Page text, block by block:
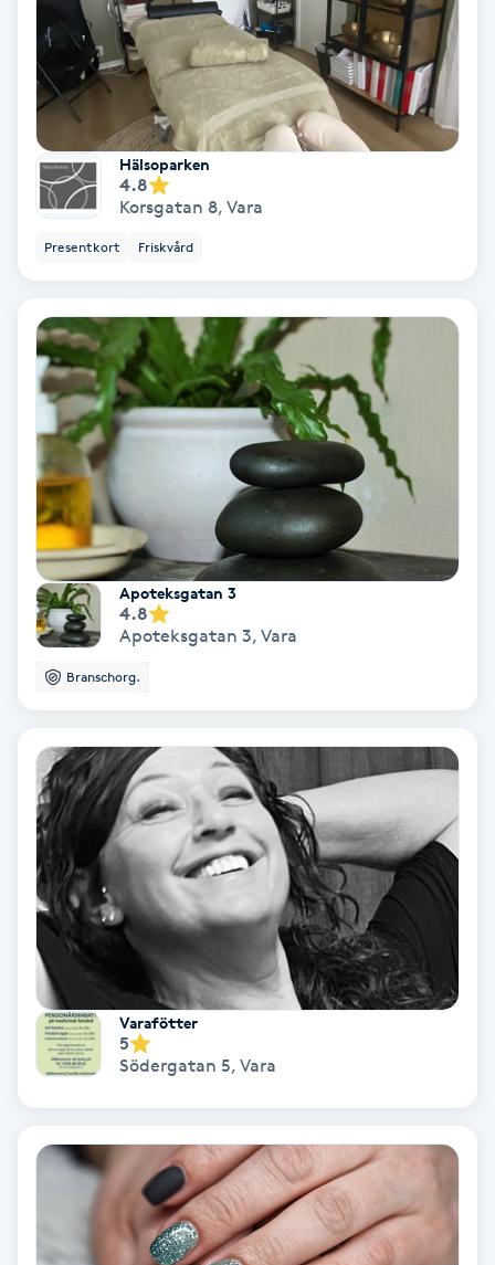
Ansiktsbehandling djuprengörande
Babylights
Balayage
Barnklippning
Blowout
Bottenfärg
Brynformning
Brynfärgning
Bröllopsuppsättning
Celluliter
Coachning
Color correction
Cryoterapi
Damklippning
Dermapen
Hälsoparken
4.8
Korsgatan 8, Vara
Presentkort Friskvård
Apoteksgatan 3
4.8
Apoteksgatan 3, Vara
Branschorg.
Varafötter
5
Södergatan 5, Vara